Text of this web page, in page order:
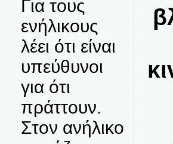
Για τους
ενήλικους
λέει ότι είναι
υπεύθυνοι
για ότι
πράττουν.
Στον ανήλικο